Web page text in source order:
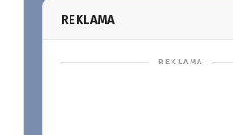
REKLAMA